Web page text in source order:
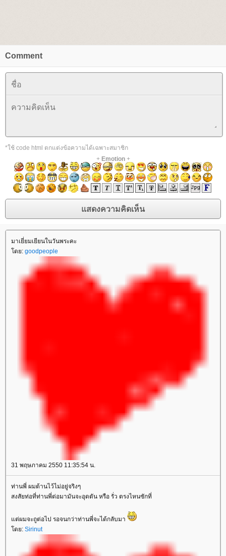
Comment
*ใช้ code html ตกแต่งข้อความได้เฉพาะสมาชิก
+ Emotion+
มาเยี่ยมเยียนในวันพระคะ
ดย: goodpeople
31 พฤษภาคม 2550 11:35:54 น.
ท่านพี่ ผมต้านไว้ไม่อยู่จริงๆ
สงสัยท่อที่ท่านพี่ต่อมามันจะอุดตัน หรือ รั่ว ตรงไหนซักที่
ต่ผมจะถูต่อไป รอจนกว่าท่านพี่จะได้กลับมา
ดย: Sirinut